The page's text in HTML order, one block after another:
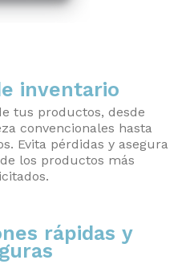
inventario
tus productos, desde
convencionales hasta
Evita pérdidas y asegura
los productos más
rápidas y